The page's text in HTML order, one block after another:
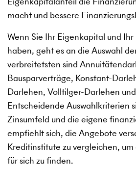
macht und bessere
Wenn Sie Ihr Eigenkapital und
haben, geht es an die Auswahl
verbreitetsten sind
Bausparverträge, Konstant-
Darlehen, Volltilger-Darlehen
Entscheidende Auswahlkriterien
Zinsumfeld und die eigene
empfiehlt sich, die Angebote
Kreditinstitute zu vergleichen,
für sich zu finden.